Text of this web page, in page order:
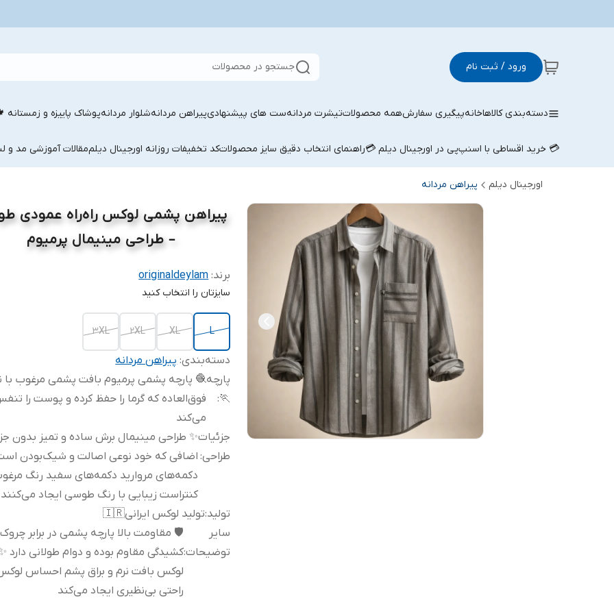
ورود / ثبت نام جستجو در محصولات
دسته‌بندی کالاهاخانهپیگیری سفارشهمه محصولاتتیشرت مردانهست های پیشنهادیپیراهن مردانهشلوار مردانهپوشاک پاییزه و زمستانه
💳 خرید اقساطی با اسنپ‌پی در اورجینال دیلم 💳راهنمای انتخاب دقیق سایز محصولاتکد تخفیفات روزانه اورجینال دیلممقالات آموزشی مد و
اورجینال دیلم پیراهن مردانه
پیراهن پشمی لوکس راه‌راه عمودی
– طراحی مینیمال پرمیوم
برند: originaldeylam
سایزتان را انتخاب کنید
L
XL
2XL
3XL
دسته‌بندی:پیراهن مردانه
پارچه
🏃
:
🧶 پارچه پشمی پرمیوم بافت پشمی مرغوب با
فوق‌العاده که گرما را حفظ کرده و پوست را
می‌کند
جزئیات
طراحی:
✨ طراحی مینیمال برش ساده و تمیز بدون
اضافی که خود نوعی اصالت و شیک‌بودن
دکمه‌های مروارید دکمه‌های سفید رنگ
کنتراست زیبایی با رنگ طوسی ایجاد می‌کنند
تولید:تولید لوکس ایرانی🇮🇷
سایر
توضیحات:
🛡️ مقاومت بالا پارچه پشمی در برابر
کشیدگی مقاوم بوده و دوام طولانی دارد
لوکس بافت نرم و براق پشم احساس
راحتی بی‌نظیری ایجاد می‌کند